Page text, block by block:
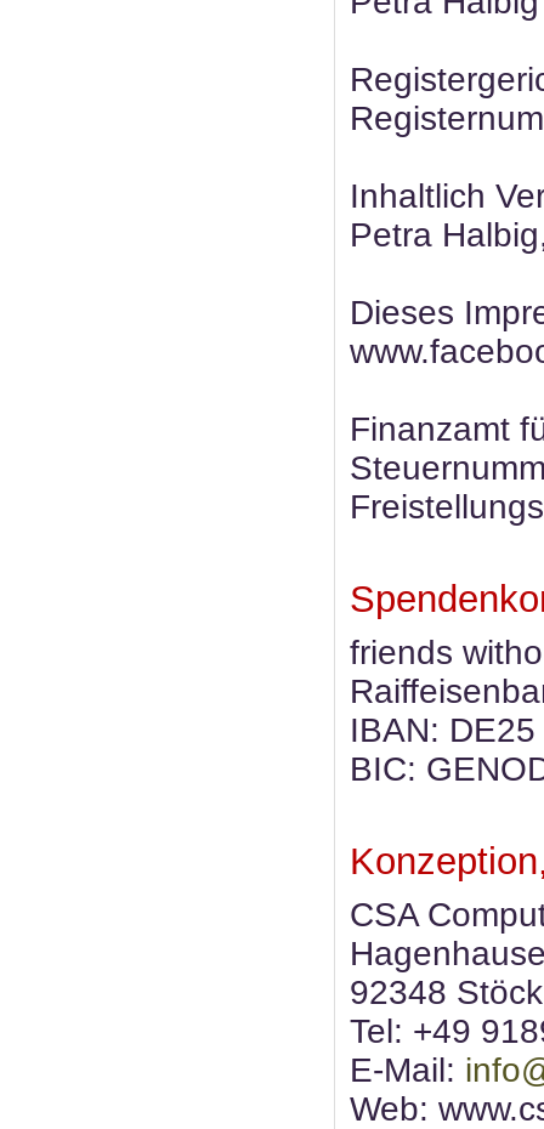
Inhaltlich
Petra
Dieses
Finanzamt
friends
IBAN:
BIC:
CSA
92348
Tel: +49
E-Mail:
Web: